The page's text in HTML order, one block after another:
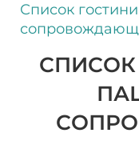
Список